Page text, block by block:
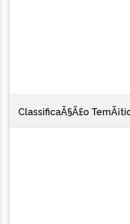
ClassificaÃ§Ã£o